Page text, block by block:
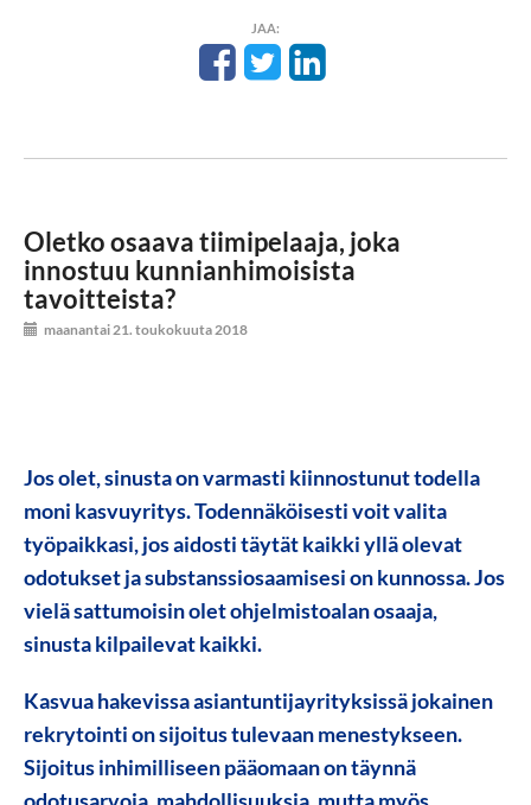
JAA:
Oletko osaava tiimipelaaja, joka
innostuu kunnianhimoisista
tavoitteista?
maanantai 21. toukokuuta 2018
Jos olet, sinusta on varmasti kiinnostunut todella
moni kasvuyritys. Todennäköisesti voit valita
työpaikkasi, jos aidosti täytät kaikki yllä olevat
odotukset ja substanssiosaamisesi on kunnossa. Jos
vielä sattumoisin olet ohjelmistoalan osaaja,
sinusta kilpailevat kaikki.
Kasvua hakevissa asiantuntijayrityksissä jokainen
rekrytointi on sijoitus tulevaan menestykseen.
Sijoitus inhimilliseen pääomaan on täynnä